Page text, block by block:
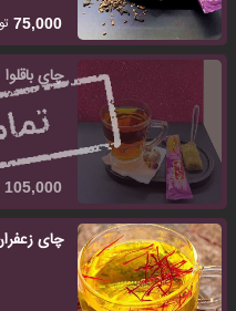
75,000
چای باقلوا
105,000
چای